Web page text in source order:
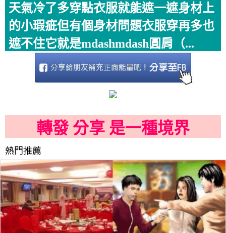
天氣冷了多穿點衣服就能遮一遮身材上
的小瑕疵但有個身材問題衣服穿再多也
遮不住它就是mdashmdash圓肩（...
轉發 分享 是一種境界
熱門推薦